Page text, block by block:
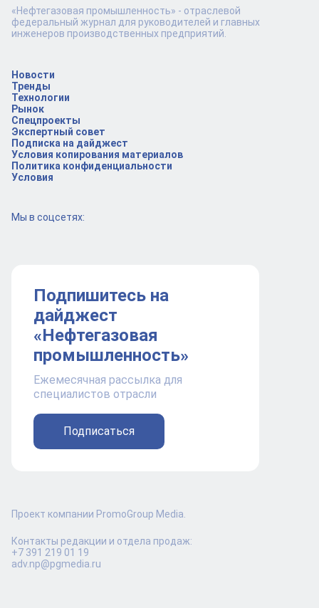
Новости
Тренды
Технологии
Рынок
Спецпроекты
Экспертный совет
Подписка на дайджест
Условия копирования материалов
Политика конфиденциальности
Условия
Мы в соцсетях:
Подпишитесь на
дайджест
«Нефтегазовая
промышленность»
Ежемесячная рассылка для
специалистов отрасли
Подписаться
«Нефтегазовая промышленность» - отраслевой
федеральный журнал для руководителей и главных
инженеров производственных предприятий.
Проект компании PromoGroup Media.
Контакты редакции и отдела продаж:
+7 391 219 01 19
adv.np@pgmedia.ru